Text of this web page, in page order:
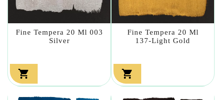
Fine Tempera 20 Ml 003
Silver

Fine Tempera 20 Ml
137-Light Gold
